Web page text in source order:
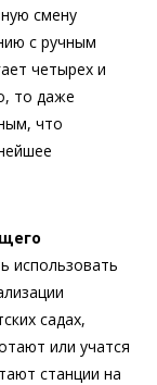
смену
с ручным
четырех и
то даже
что
использовать
садах,
или учатся
станции на